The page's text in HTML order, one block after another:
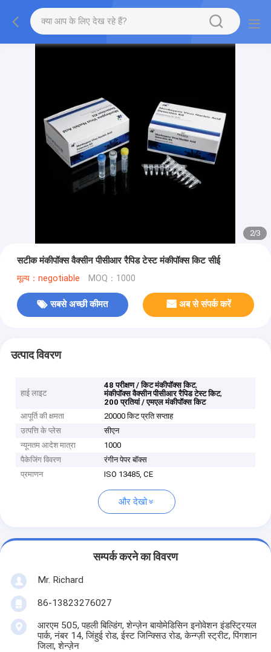
2/3
सटीक मंकीपॉक्स वैक्सीन पीसीआर रैपिड टेस्ट मंकीपॉक्स किट सीई
मूल्य：negotiable MOQ：1000
सबसे अच्छी कीमत अब से संपर्क करें
उत्पाद विवरण
हाई लाइट
48 परीक्षण / किट मंकीपॉक्स किट,
मंकीपॉक्स वैक्सीन पीसीआर रैपिड टेस्ट किट,
200 प्रतियां / एमएल मंकीपॉक्स किट
आपूर्ति की क्षमता
20000 किट प्रति सप्ताह
उत्पत्ति के प्लेस
सीएन
न्यूनतम आदेश मात्रा
1000
पैकेजिंग विवरण
रंगीन पेपर बॉक्स
प्रमाणन
ISO 13485, CE
और देखो
सम्पर्क करने का विवरण
Mr. Richard
86-13823276027
आरएम 505, पहली बिल्डिंग, शेन्ज़ेन बायोमेडिसिन इनोवेशन इंडस्ट्रियल
पार्क, नंबर 14, जिंहुई रोड, ईस्ट जिन्क्सिउ रोड, केन्ग्ज़ी स्ट्रीट, पिंगशान
जिला, शेन्ज़ेन